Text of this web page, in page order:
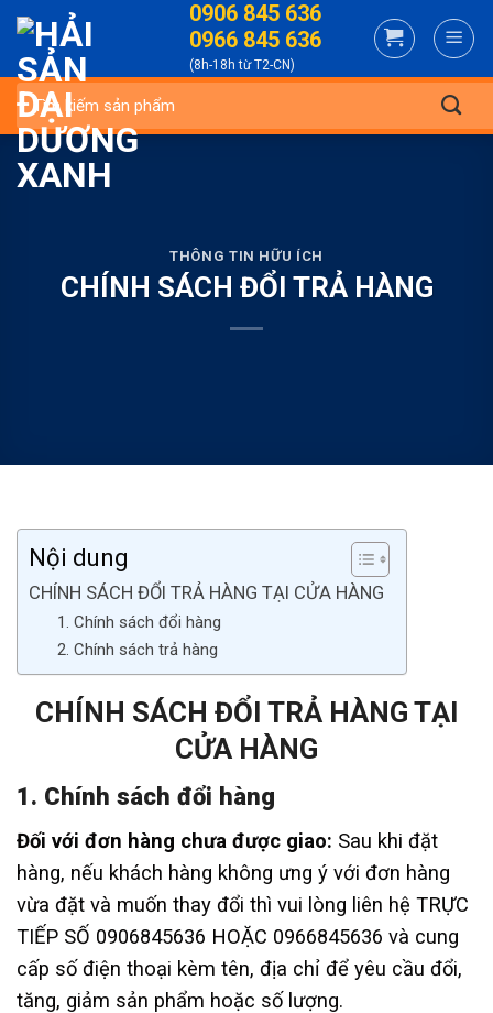
Skip
content
0906 845 636
0966 845 636
(8h-18h từ T2-CN)
Tìm
kiếm:
THÔNG TIN HỮU ÍCH
CHÍNH SÁCH ĐỔI TRẢ HÀNG
Nội dung
CHÍNH SÁCH ĐỔI TRẢ HÀNG TẠI CỬA HÀNG
1. Chính sách đổi hàng
2. Chính sách trả hàng
CHÍNH SÁCH ĐỔI TRẢ HÀNG TẠI
CỬA HÀNG
1. Chính sách đổi hàng
Đối với đơn hàng chưa được giao: Sau khi đặt
hàng, nếu khách hàng không ưng ý với đơn hàng
vừa đặt và muốn thay đổi thì vui lòng liên hệ TRỰC
TIẾP SỐ 0906845636 HOẶC 0966845636 và cung
cấp số điện thoại kèm tên, địa chỉ để yêu cầu đổi,
tăng, giảm sản phẩm hoặc số lượng.